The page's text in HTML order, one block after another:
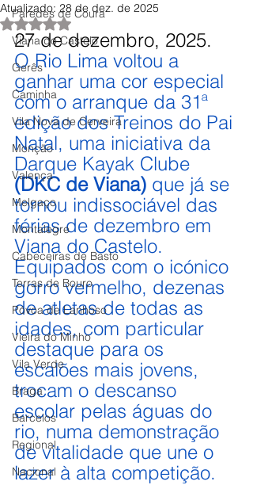
Paredes de Coura
Viana do Castelo
Gerês
Caminha
Vila Nova de Cerveira
Monção
Valença
Melgaço
Montalegre
Cabeceiras de Basto
Terras de Bouro
Póvoa de Lanhoso
Vieira do Minho
Vila Verde
Braga
Barcelos
Regional
Nacional
Atualizado: 28 de dez. de 2025
Avaliado com NaN de 5 estrelas.
27 de dezembro, 2025.
O Rio Lima voltou a
ganhar uma cor especial
com o arranque da 31ª
edição dos Treinos do Pai
Natal, uma iniciativa da
Darque Kayak Clube
(DKC de Viana) que já se
tornou indissociável das
férias de dezembro em
Viana do Castelo.
Equipados com o icónico
gorro vermelho, dezenas
de atletas de todas as
idades, com particular
destaque para os
escalões mais jovens,
trocam o descanso
escolar pelas águas do
rio, numa demonstração
de vitalidade que une o
lazer à alta competição.